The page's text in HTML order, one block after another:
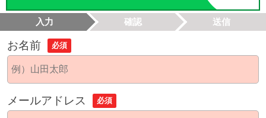
入力 確認 送信
お名前 必須
メールアドレス 必須